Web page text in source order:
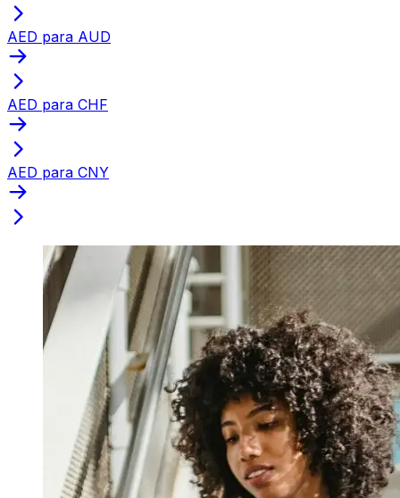
AED para AUD
AED para CHF
AED para CNY